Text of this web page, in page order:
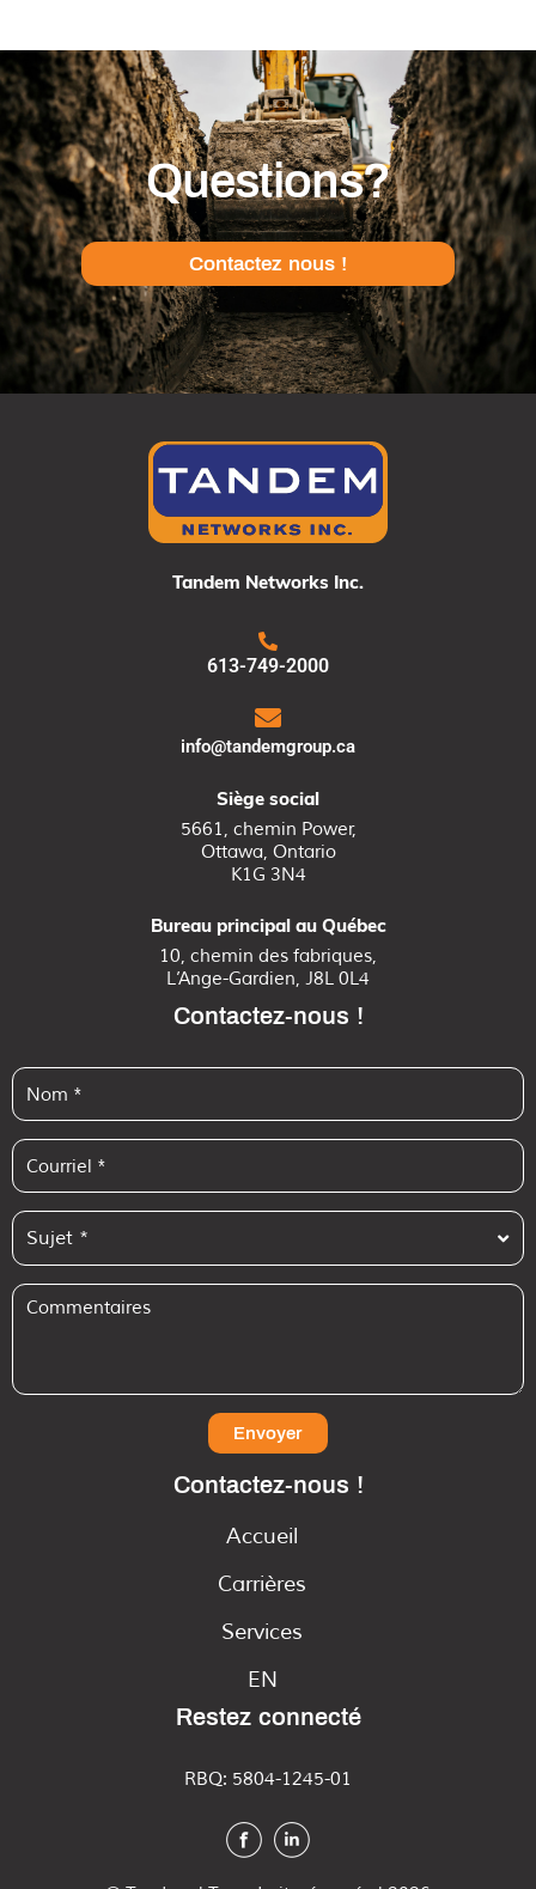
Questions?
Contactez nous !
Tandem Networks Inc.
613-749-2000
info@tandemgroup.ca
Siège social
5661, chemin Power,
Ottawa, Ontario
K1G 3N4
Bureau principal au Québec
10, chemin des fabriques,
L’Ange-Gardien, J8L 0L4
Contactez-nous !
Envoyer
Contactez-nous !
Accueil
Carrières
Services
EN
Restez connecté
RBQ: 5804-1245-01